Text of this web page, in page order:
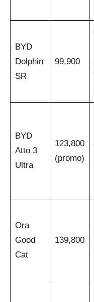
BYD
Dolphin
SR
99,900
BYD
Atto 3
Ultra
123,800
(promo)
Ora
Good
Cat
139,800